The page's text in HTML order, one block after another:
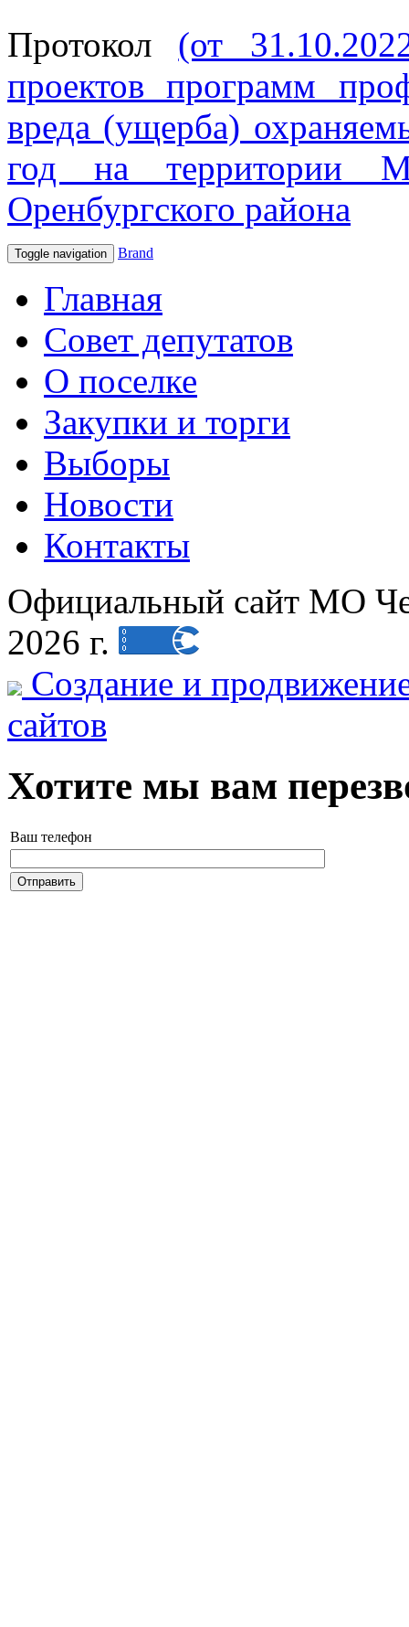
Протокол (от
проектов программ
вреда (ущерба)
год на территории
Оренбургского района
Toggle navigation Brand
Главная
Совет депутатов
О поселке
Закупки и торги
Выборы
Новости
Контакты
Официальный сайт МО
2026 г.
Создание и
сайтов
Хотите мы вам
Ваш телефон